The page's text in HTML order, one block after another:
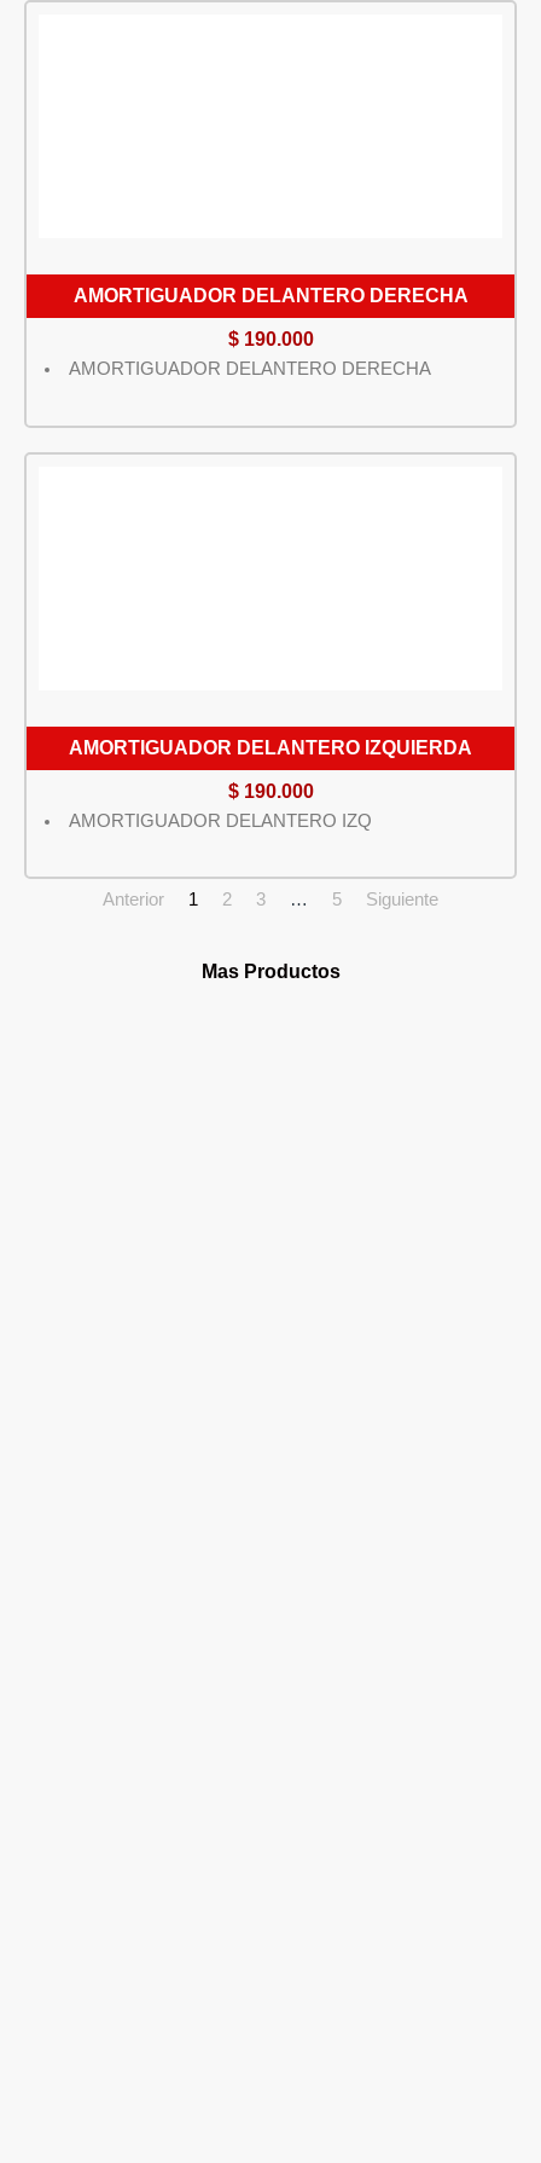
AMORTIGUADOR DELANTERO DERECHA
$190.000
AMORTIGUADOR DELANTERO DERECHA
AMORTIGUADOR DELANTERO IZQUIERDA
$190.000
AMORTIGUADOR DELANTERO IZQ
Anterior 1 2 3 … 5 Siguiente
Mas Productos